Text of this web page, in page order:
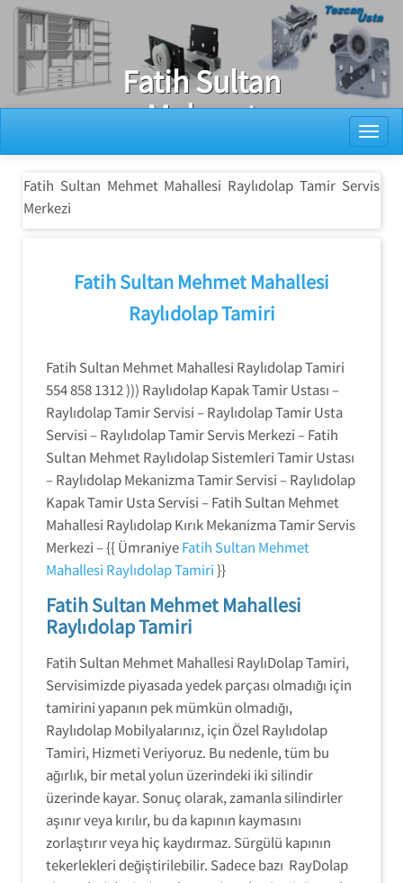
Ray Dolap Tamiri
Fatih Sultan
Mehmet
Mahallesi
Raylıdolap
Fatih Sultan Mehmet Mahallesi Raylıdolap Tamir Servis
Merkezi
Fatih Sultan Mehmet Mahallesi
Raylıdolap Tamiri
Fatih Sultan Mehmet Mahallesi Raylıdolap Tamiri
554 858 1312 ))) Raylıdolap Kapak Tamir Ustası –
Raylıdolap Tamir Servisi – Raylıdolap Tamir Usta
Servisi – Raylıdolap Tamir Servis Merkezi – Fatih
Sultan Mehmet Raylıdolap Sistemleri Tamir Ustası
– Raylıdolap Mekanizma Tamir Servisi – Raylıdolap
Kapak Tamir Usta Servisi – Fatih Sultan Mehmet
Mahallesi Raylıdolap Kırık Mekanizma Tamir Servis
Merkezi – {{ ÜmraniyeFatih Sultan Mehmet
Mahallesi Raylıdolap Tamiri}}
Fatih Sultan Mehmet Mahallesi
Raylıdolap Tamiri
Fatih Sultan Mehmet Mahallesi RaylıDolap Tamiri,
Servisimizde piyasada yedek parçası olmadığı için
tamirini yapanın pek mümkün olmadığı,
Raylıdolap Mobilyalarınız, için Özel Raylıdolap
Tamiri, Hizmeti Veriyoruz. Bu nedenle, tüm bu
ağırlık, bir metal yolun üzerindeki iki silindir
üzerinde kayar. Sonuç olarak, zamanla silindirler
aşınır veya kırılır, bu da kapının kaymasını
zorlaştırır veya hiç kaydırmaz. Sürgülü kapının
tekerlekleri değiştirilebilir. Sadece bazı RayDolap